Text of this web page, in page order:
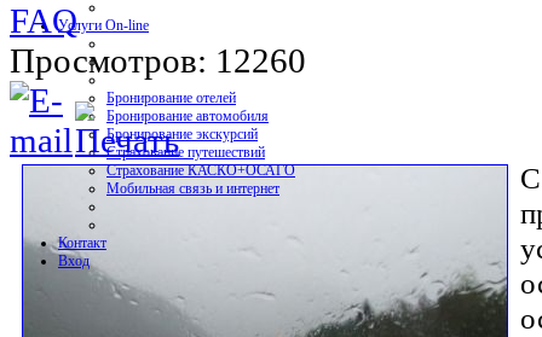
Услуги On-line
Бронирование отелей
Бронирование автомобиля
Бронирование экскурсий
Страхование путешествий
Страхование КАСКО+ОСАГО
Мобильная связь и интернет
Контакт
Вход
FAQ
Просмотров: 12260